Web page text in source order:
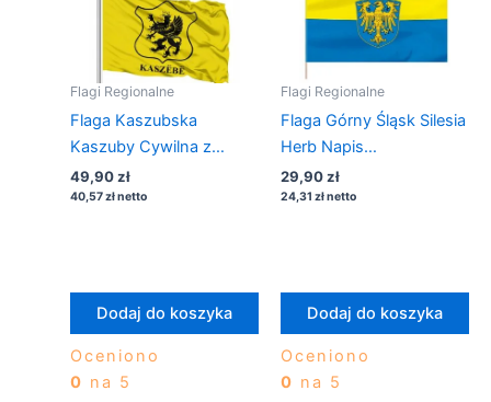
Flagi Regionalne
Flaga Kaszubska
Kaszuby Cywilna z
Gryfem Masztowa
150×90 + 3 oczka
Oceniono
0 na 5
49,90zł
40,57złnetto
Dodaj do koszyka
Flagi Regionalne
Flaga Górny Śląsk Silesia
Herb Napis
Oberschlesien 112×70 na
drzewiec
Oceniono
0 na 5
29,90zł
24,31 złnetto
Dodaj do koszyka